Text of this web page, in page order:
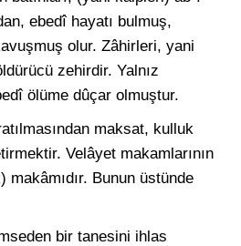
ebedî hayatı bulmuş,
olur. Zâhirleri, yani
zehirdir. Yalnız
ölüme dûçar olmuştur.
maksat, kulluk
Velâyet makamlarının
Bunun üstünde
bir tanesini ihlas